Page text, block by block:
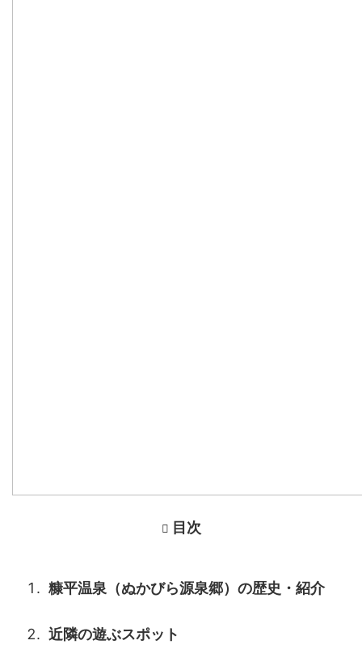
目次
糠平温泉（ぬかびら源泉郷）の歴史・紹介
近隣の遊ぶスポット